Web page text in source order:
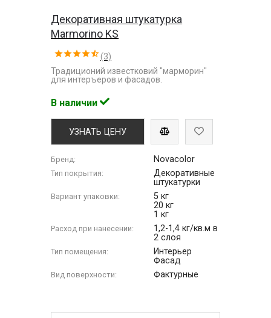
Декоративная штукатурка
Marmorino KS
(3)
Традиционий известковий "марморин"
для интеръеров и фасадов.
В наличии
УЗНАТЬ ЦЕНУ
Бренд: Novacolor
Тип покрытия:
Декоративные
штукатурки
Вариант упаковки:
5 кг
20 кг
1 кг
Расход при нанесении:
1,2-1,4 кг/кв.м в
2 слоя
Тип помещения:
Интерьер
Фасад
Вид поверхности: Фактурные